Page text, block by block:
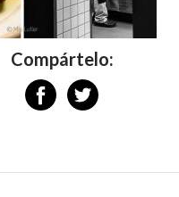
Compártelo: